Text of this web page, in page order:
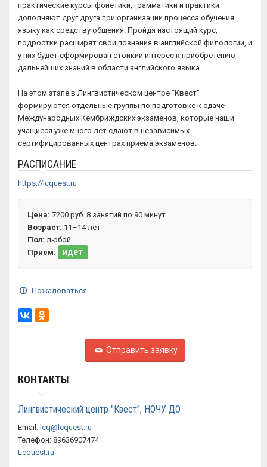
практические курсы фонетики, грамматики и практики
дополняют друг друга при организации процесса обучения
языку как средству общения. Пройдя настоящий курс,
подростки расширят свои познания в английской филологии, и
у них будет сформирован стойкий интерес к приобретению
дальнейших знаний в области английского языка.
На этом этапе в Лингвистическом центре "Квест"
формируются отдельные группы по подготовке к сдаче
Международных Кембриждских экзаменов, которые наши
учащиеся уже много лет сдают в независимых
сертифицированных центрах приема экзаменов.
РАСПИСАНИЕ
https://lcquest.ru
Цена: 7200 руб. 8 занятий по 90 минут
Возраст: 11–14 лет
Пол: любой
Прием:
идет
Пожаловаться
Отправить заявку
КОНТАКТЫ
Лингвистический центр "Квест", НОЧУ ДО
Email: lcq@lcquest.ru
Телефон: 89636907474
Lcquest.ru